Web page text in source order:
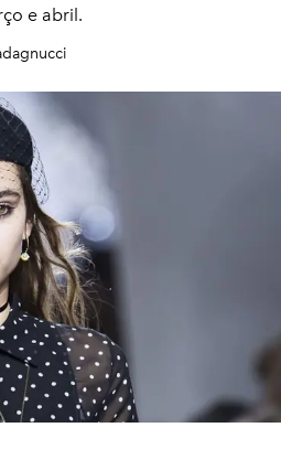
e abril.